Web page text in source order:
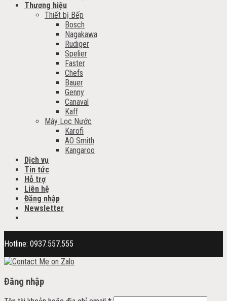
Thương hiệu
Thiết bị Bếp
Bosch
Nagakawa
Rudiger
Spelier
Faster
Chefs
Bauer
Genny
Canaval
Kaff
Máy Lọc Nước
Karofi
AO Smith
Kangaroo
Dịch vụ
Tin tức
Hỗ trợ
Liên hệ
Đăng nhập
Newsletter
Hotline: 0937.557.555
Đăng nhập